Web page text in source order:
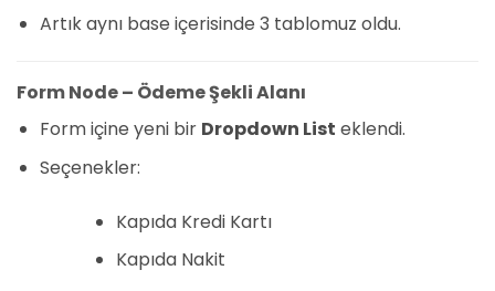
Artık aynı base içerisinde 3 tablomuz oldu.
Form Node – Ödeme Şekli Alanı
Form içine yeni bir Dropdown List eklendi.
Seçenekler:
Kapıda Kredi Kartı
Kapıda Nakit